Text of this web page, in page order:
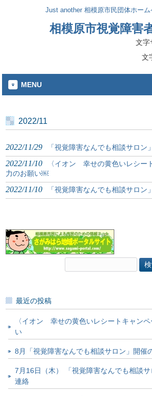
Just another 相模原市民団体ホー
相模原市視覚障害
文字
文
MENU
2022/11
2022/11/29 「視覚障害なんでも相談サロン
2022/11/10
〈イオン 幸せの黄色いレシー
力のお願い￼
2022/11/10 「視覚障害なんでも相談サロン
索:
最近の投稿
〈イオン 幸せの黄色いレシートキャン
い
8月「視覚障害なんでも相談サロン」開催
7月16日（木） 「視覚障害なんでも相談
連絡